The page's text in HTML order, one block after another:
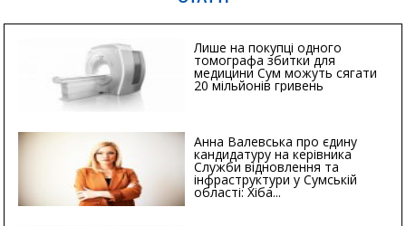
Лише на покупці одного
томографа збитки для
медицини Сум можуть сягати
20 мільйонів гривень
Анна Валевська про єдину
кандидатуру на керівника
Служби відновлення та
інфраструктури у Сумській
області: Хіба...